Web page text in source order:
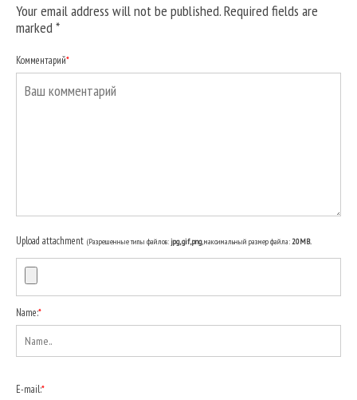
Your email address will not be published. Required fields are
marked*
Комментарий*
Upload attachment (Разрешенные типы файлов:jpg, gif, png, максимальный размер файла:20MB.
Name:*
E-mail:*